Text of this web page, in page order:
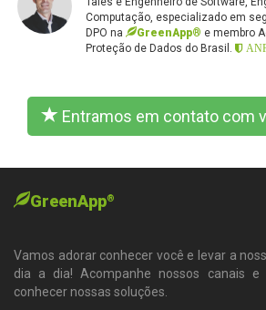
Computação, especializado em
DPO na
GreenApp® e membro
Proteção de Dados do Brasil.
Entramos em contato com
GreenApp®
Vamos adorar conhecer você e levar a
dia a dia! Acompanhe nossos canais
conhecer nossas soluções.